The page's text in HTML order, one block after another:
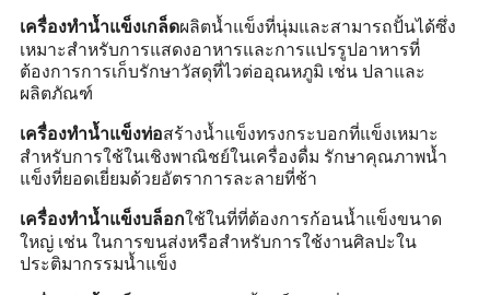
เครื่องทำน้ำแข็งเกล็ดผลิตน้ำแข็งที่นุ่มและสามารถปั้นได้ซึ่ง
เหมาะสำหรับการแสดงอาหารและการแปรรูปอาหารที่
ต้องการการเก็บรักษาวัสดุที่ไวต่ออุณหภูมิ เช่น ปลาและ
ผลิตภัณฑ์
เครื่องทำน้ำแข็งท่อสร้างน้ำแข็งทรงกระบอกที่แข็งเหมาะ
สำหรับการใช้ในเชิงพาณิชย์ในเครื่องดื่ม รักษาคุณภาพน้ำ
แข็งที่ยอดเยี่ยมด้วยอัตราการละลายที่ช้า
เครื่องทำน้ำแข็งบล็อกใช้ในที่ที่ต้องการก้อนน้ำแข็งขนาด
ใหญ่ เช่น ในการขนส่งหรือสำหรับการใช้งานศิลปะใน
ประติมากรรมน้ำแข็ง